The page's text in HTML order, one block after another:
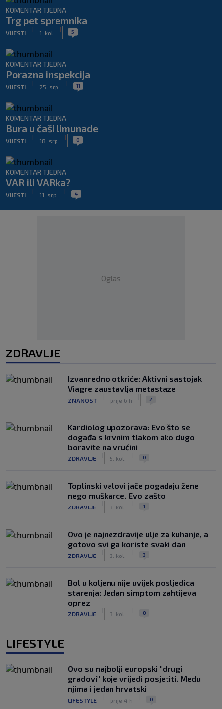
KOMENTAR TJEDNA
Trg pet spremnika
VIJESTI
|
1. kol.
| 5
KOMENTAR TJEDNA
Porazna inspekcija
VIJESTI
|
25. srp.
| 11
KOMENTAR TJEDNA
Bura u čaši limunade
VIJESTI
|
18. srp.
| 0
KOMENTAR TJEDNA
VAR ili VARka?
VIJESTI
|
11. srp.
| 4
Oglas
ZDRAVLJE
Izvanredno otkriće: Aktivni sastojak
Viagre zaustavlja metastaze
ZNANOST prije 6 h 2
Kardiolog upozorava: Evo što se
događa s krvnim tlakom ako dugo
boravite na vrućini
ZDRAVLJE 5. kol. 0
Toplinski valovi jače pogađaju žene
nego muškarce. Evo zašto
ZDRAVLJE 3. kol. 1
Ovo je najnezdravije ulje za kuhanje, a
gotovo svi ga koriste svaki dan
ZDRAVLJE 3. kol. 3
Bol u koljenu nije uvijek posljedica
starenja: Jedan simptom zahtijeva
oprez
ZDRAVLJE 3. kol. 0
LIFESTYLE
Ovo su najbolji europski "drugi
gradovi" koje vrijedi posjetiti. Među
njima i jedan hrvatski
LIFESTYLE prije 4 h 0